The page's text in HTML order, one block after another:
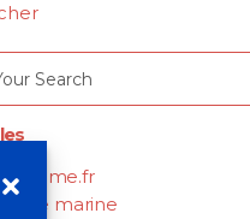
de marine